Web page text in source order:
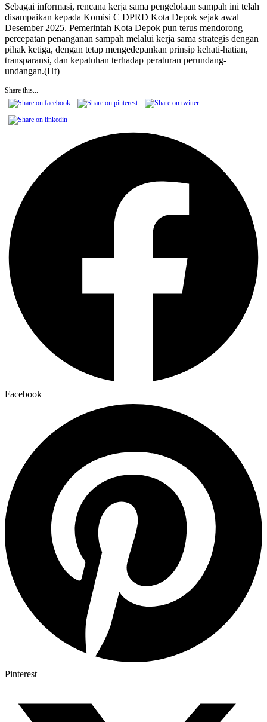
Sebagai informasi, rencana kerja sama pengelolaan sampah ini telah
disampaikan kepada Komisi C DPRD Kota Depok sejak awal
Desember 2025. Pemerintah Kota Depok pun terus mendorong
percepatan penanganan sampah melalui kerja sama strategis dengan
pihak ketiga, dengan tetap mengedepankan prinsip kehati-hatian,
transparansi, dan kepatuhan terhadap peraturan perundang-
undangan.(Ht)
Share this...
Facebook
Pinterest